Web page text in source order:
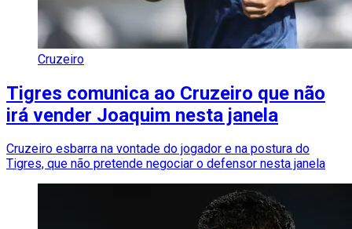
Cruzeiro
Tigres comunica ao Cruzeiro que não
irá vender Joaquim nesta janela
Cruzeiro esbarra na vontade do jogador e na postura do
Tigres, que não pretende negociar o defensor nesta janela